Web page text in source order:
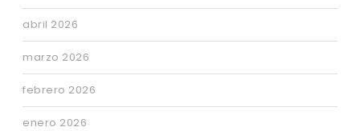
abril 2026
marzo 2026
febrero 2026
enero 2026